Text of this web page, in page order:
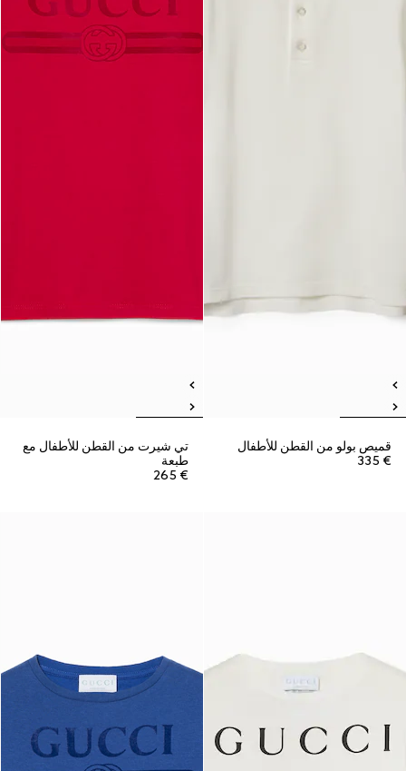
قميص بولو من القطن للأطفال
€ 335
تي شيرت من القطن للأطفال مع
طبعة
€ 265